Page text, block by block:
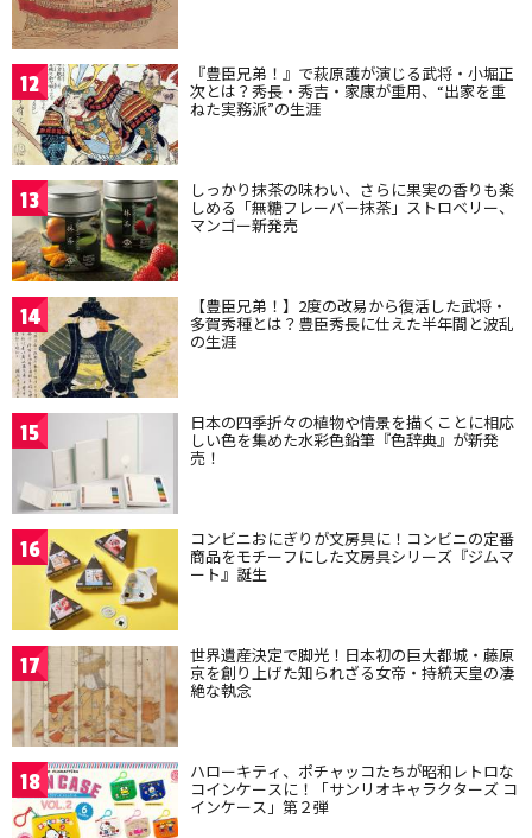
12 『豊臣兄弟！』で萩原護が演じる武将・小堀正
次とは？秀長・秀吉・家康が重用、“出家を重
ねた実務派”の生涯
13 しっかり抹茶の味わい、さらに果実の香りも楽
しめる「無糖フレーバー抹茶」ストロベリー、
マンゴー新発売
14 【豊臣兄弟！】2度の改易から復活した武将・
多賀秀種とは？豊臣秀長に仕えた半年間と波乱
の生涯
15 日本の四季折々の植物や情景を描くことに相応
しい色を集めた水彩色鉛筆『色辞典』が新発
売！
16 コンビニおにぎりが文房具に！コンビニの定番
商品をモチーフにした文房具シリーズ『ジムマ
ート』誕生
17 世界遺産決定で脚光！日本初の巨大都城・藤原
京を創り上げた知られざる女帝・持統天皇の凄
絶な執念
18 ハローキティ、ポチャッコたちが昭和レトロな
コインケースに！「サンリオキャラクターズ コ
インケース」第２弾